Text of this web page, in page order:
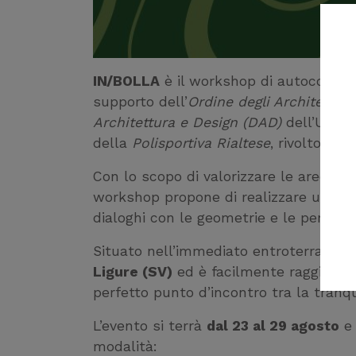
IN/BOLLA è il workshop di
supporto dell’Ordine degli Architetti
Architettura e Design (DAD)
della Polisportiva Rialtese, rivolto a
Con lo scopo di valorizzare le aree
workshop propone di realizzare un
dialoghi con le geometrie e le
Situato nell’immediato entroterra
Ligure (SV) ed è facilmente
perfetto punto d’incontro tra la
L’evento si terrà dal 23 al 29 agosto
modalità: